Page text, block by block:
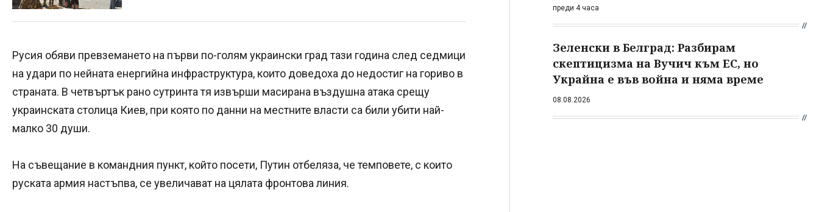
Русия обяви превземането на първи по-голям украински град тази година след седмици
на удари по нейната енергийна инфраструктура, които доведоха до недостиг на гориво в
страната. В четвъртък рано сутринта тя извърши масирана въздушна атака срещу
украинската столица Киев, при която по данни на местните власти са били убити най-
малко 30 души.
На съвещание в командния пункт, който посети, Путин отбеляза, че темповете, с които
руската армия настъпва, се увеличават на цялата фронтова линия.
преди 4 часа
Зеленски в Белград: Разбирам
скептицизма на Вучич към ЕС, но
Украйна е във война и няма време
08.08.2026